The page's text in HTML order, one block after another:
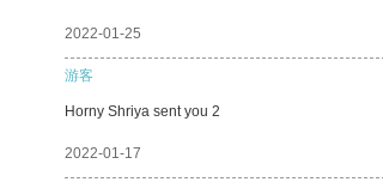
2022-01-25
游客
Horny Shriya sent you 2
2022-01-17